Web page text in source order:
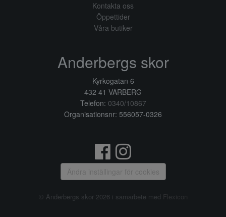
Kontakta oss
Öppettider
Våra butiker
Anderbergs skor
Kyrkogatan 6
432 41 VARBERG
Telefon: 0340/10867
Organisationsnr: 556057-0326
Ändra inställingar för cookies
© Anderbergs skor 2026 i samarbete med Flexicon